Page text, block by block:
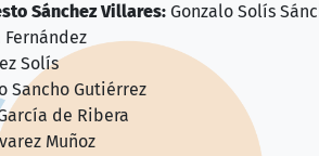
Sánchez Villares: Gonzalo Solís
Solís
Sancho Gutiérrez
de Ribera
Muñoz